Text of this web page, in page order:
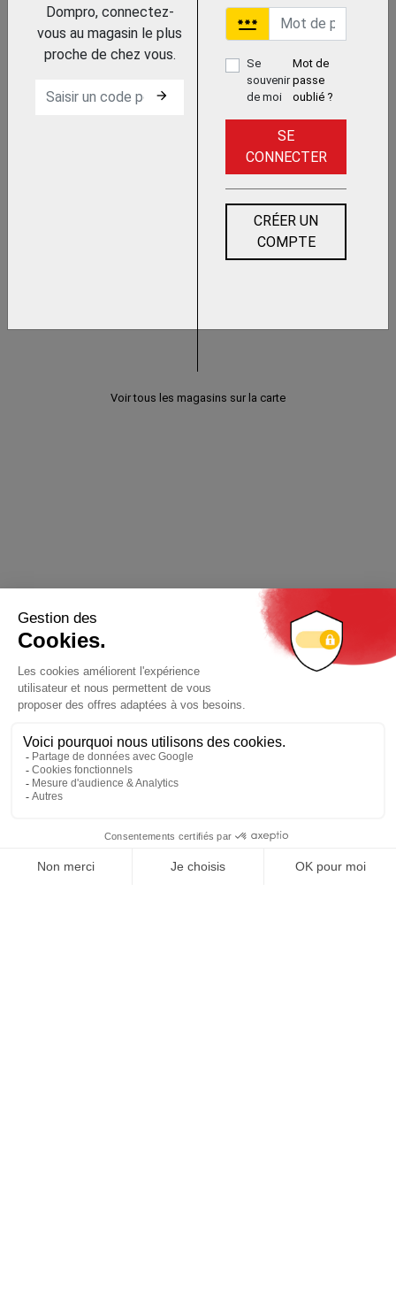
Dompro, connectez-
vous au magasin le plus
proche de chez vous.
arrow_forward
password
Se
souvenir
de moi
Mot de
passe
oublié ?
SE
CONNECTER
CRÉER UN
COMPTE
Voir tous les magasins sur la carte